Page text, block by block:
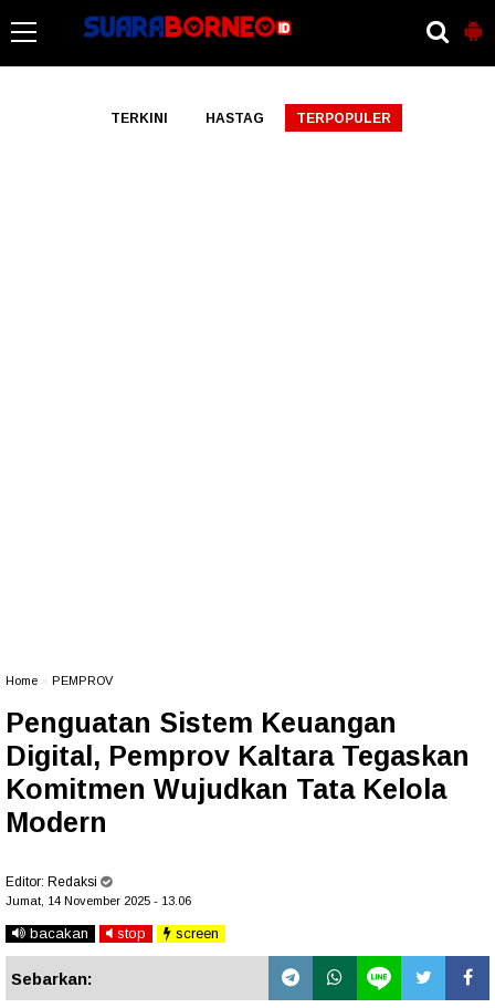
TERKINI HASTAG TERPOPULER
Home PEMPROV
Penguatan Sistem Keuangan
Digital, Pemprov Kaltara Tegaskan
Komitmen Wujudkan Tata Kelola
Modern
Editor: Redaksi
Jumat, 14 November 2025 - 13.06
bacakan stop screen
Sebarkan: